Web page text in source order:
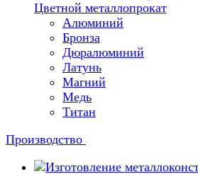
Цветной металлопрокат
Алюминий
Бронза
Дюралюминий
Латунь
Магний
Медь
Титан
Производство